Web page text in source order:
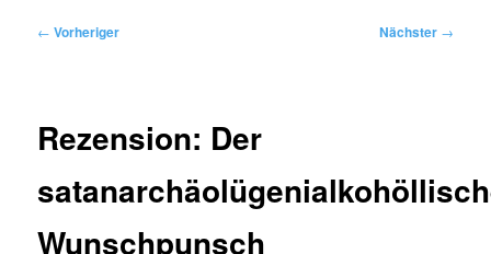
Beitragsnavigation
← Vorheriger Nächster →
Rezension: Der
Wunschpunsch